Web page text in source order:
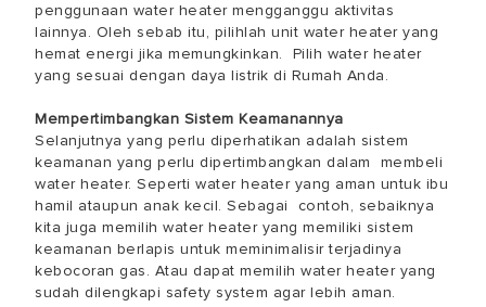
penggunaan water heater mengganggu aktivitas
lainnya. Oleh sebab itu, pilihlah unit water heater yang
hemat energi jika memungkinkan. Pilih water heater
yang sesuai dengan daya listrik di Rumah Anda.
Mempertimbangkan Sistem Keamanannya
Selanjutnya yang perlu diperhatikan adalah sistem
keamanan yang perlu dipertimbangkan dalam membeli
water heater. Seperti water heater yang aman untuk ibu
hamil ataupun anak kecil. Sebagai contoh, sebaiknya
kita juga memilih water heater yang memiliki sistem
keamanan berlapis untuk meminimalisir terjadinya
kebocoran gas. Atau dapat memilih water heater yang
sudah dilengkapi safety system agar lebih aman.